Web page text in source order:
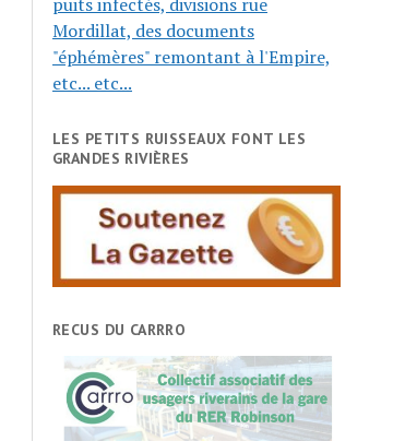
Mordillat, des documents
"éphémères" remontant à l'Empire,
etc... etc...
LES PETITS RUISSEAUX FONT LES
GRANDES RIVIÈRES
RECUS DU CARRRO